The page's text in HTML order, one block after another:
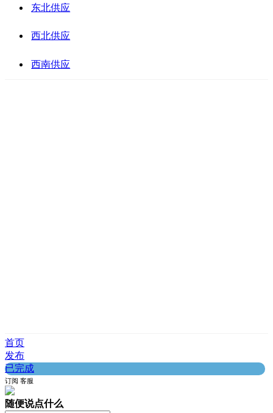
东北供应
西北供应
西南供应
首页
发布
已完成
订阅 客服
随便说点什么